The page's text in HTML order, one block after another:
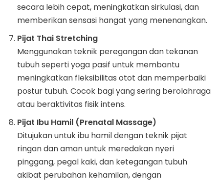
secara lebih cepat, meningkatkan sirkulasi, dan
memberikan sensasi hangat yang menenangkan.
Pijat Thai Stretching
Menggunakan teknik peregangan dan tekanan
tubuh seperti yoga pasif untuk membantu
meningkatkan fleksibilitas otot dan memperbaiki
postur tubuh. Cocok bagi yang sering berolahraga
atau beraktivitas fisik intens.
Pijat Ibu Hamil (Prenatal Massage)
Ditujukan untuk ibu hamil dengan teknik pijat
ringan dan aman untuk meredakan nyeri
pinggang, pegal kaki, dan ketegangan tubuh
akibat perubahan kehamilan, dengan